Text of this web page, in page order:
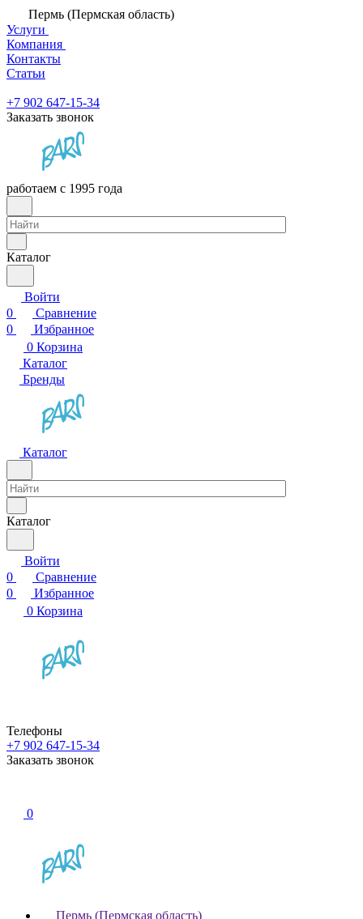
Пермь (Пермская область)
Услуги
Компания
Контакты
Статьи
+7 902 647-15-34
Заказать звонок
работаем с 1995 года
Каталог
Войти
0
Сравнение
0
Избранное
0 Корзина
Каталог
Бренды
Каталог
Каталог
Войти
0
Сравнение
0
Избранное
0 Корзина
Телефоны
+7 902 647-15-34
Заказать звонок
0
Пермь (Пермская область)